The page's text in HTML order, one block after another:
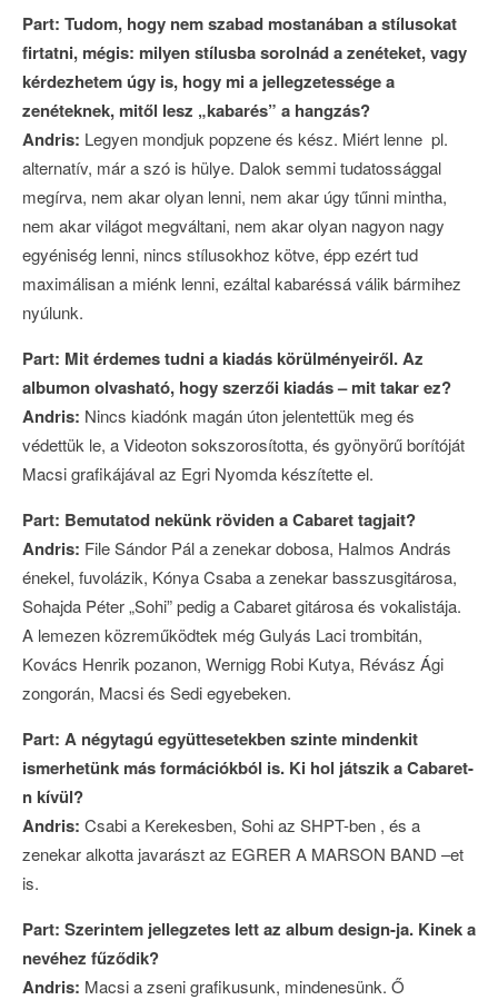
Part: Tudom, hogy nem szabad mostanában a stílusokat
firtatni, mégis: milyen stílusba sorolnád a zenéteket, vagy
kérdezhetem úgy is, hogy mi a jellegzetessége a
zenéteknek, mitől lesz „kabarés” a hangzás?
Andris: Legyen mondjuk popzene és kész. Miért lenne pl.
alternatív, már a szó is hülye. Dalok semmi tudatossággal
megírva, nem akar olyan lenni, nem akar úgy tűnni mintha,
nem akar világot megváltani, nem akar olyan nagyon nagy
egyéniség lenni, nincs stílusokhoz kötve, épp ezért tud
maximálisan a miénk lenni, ezáltal kabaréssá válik bármihez
nyúlunk.
Part: Mit érdemes tudni a kiadás körülményeiről. Az
albumon olvasható, hogy szerzői kiadás – mit takar ez?
Andris: Nincs kiadónk magán úton jelentettük meg és
védettük le, a Videoton sokszorosította, és gyönyörű borítóját
Macsi grafikájával az Egri Nyomda készítette el.
Part: Bemutatod nekünk röviden a Cabaret tagjait?
Andris: File Sándor Pál a zenekar dobosa, Halmos András
énekel, fuvolázik, Kónya Csaba a zenekar basszusgitárosa,
Sohajda Péter „Sohi” pedig a Cabaret gitárosa és vokalistája.
A lemezen közreműködtek még Gulyás Laci trombitán,
Kovács Henrik pozanon, Wernigg Robi Kutya, Révász Ági
zongorán, Macsi és Sedi egyebeken.
Part: A négytagú együttesetekben szinte mindenkit
ismerhetünk más formációkból is. Ki hol játszik a Cabaret-
n kívül?
Andris: Csabi a Kerekesben, Sohi az SHPT-ben , és a
zenekar alkotta javarászt az EGRER A MARSON BAND –et
is.
Part: Szerintem jellegzetes lett az album design-ja. Kinek a
nevéhez fűződik?
Andris: Macsi a zseni grafikusunk, mindenesünk. Ő